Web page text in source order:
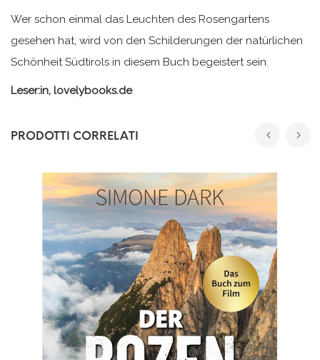
Wer schon einmal das Leuchten des Rosengartens
gesehen hat, wird von den Schilderungen der natürlichen
Schönheit Südtirols in diesem Buch begeistert sein.
Leser:in, lovelybooks.de
PRODOTTI CORRELATI